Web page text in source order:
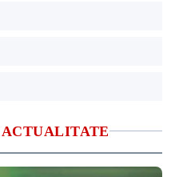
ACTUALITATE